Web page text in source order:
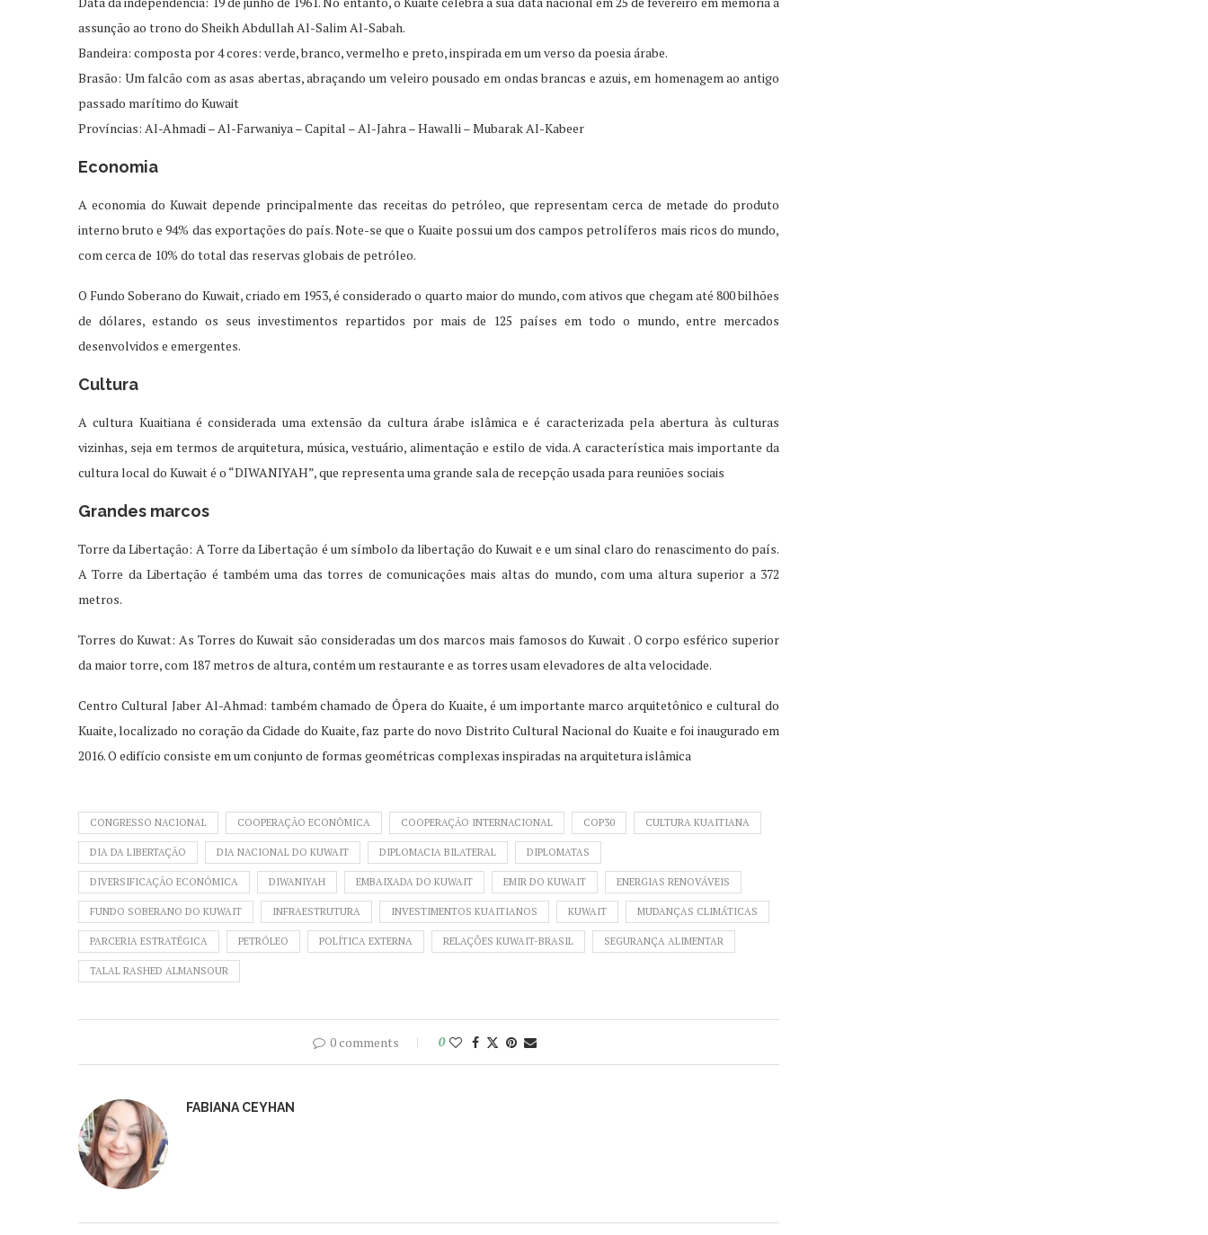
assunção ao trono do Sheikh Abdullah Al-Salim Al-Sabah.
Bandeira: composta por 4 cores: verde, branco, vermelho e preto, inspirada em um verso da poesia árabe.
Brasão: Um falcão com as asas abertas, abraçando um veleiro pousado em ondas brancas e azuis, em homenagem ao antigo
passado marítimo do Kuwait
Províncias: Al-Ahmadi – Al-Farwaniya – Capital – Al-Jahra – Hawalli – Mubarak Al-Kabeer
Economia
A economia do Kuwait depende principalmente das receitas do petróleo, que representam cerca de metade do produto
interno bruto e 94% das exportações do país. Note-se que o Kuaite possui um dos campos petrolíferos mais ricos do mundo,
com cerca de 10% do total das reservas globais de petróleo.
O Fundo Soberano do Kuwait, criado em 1953, é considerado o quarto maior do mundo, com ativos que chegam até 800 bilhões
de dólares, estando os seus investimentos repartidos por mais de 125 países em todo o mundo, entre mercados
desenvolvidos e emergentes.
Cultura
A cultura Kuaitiana é considerada uma extensão da cultura árabe islâmica e é caracterizada pela abertura às culturas
vizinhas, seja em termos de arquitetura, música, vestuário, alimentação e estilo de vida. A característica mais importante da
cultura local do Kuwait é o “DIWANIYAH”, que representa uma grande sala de recepção usada para reuniões sociais
Grandes marcos
Torre da Libertação: A Torre da Libertação é um símbolo da libertação do Kuwait e e um sinal claro do renascimento do país.
A Torre da Libertação é também uma das torres de comunicações mais altas do mundo, com uma altura superior a 372
metros.
Torres do Kuwat: As Torres do Kuwait são consideradas um dos marcos mais famosos do Kuwait . O corpo esférico superior
da maior torre, com 187 metros de altura, contém um restaurante e as torres usam elevadores de alta velocidade.
Centro Cultural Jaber Al-Ahmad: também chamado de Ópera do Kuaite, é um importante marco arquitetônico e cultural do
Kuaite, localizado no coração da Cidade do Kuaite, faz parte do novo Distrito Cultural Nacional do Kuaite e foi inaugurado em
2016. O edifício consiste em um conjunto de formas geométricas complexas inspiradas na arquitetura islâmica
CONGRESSO NACIONAL COOPERAÇÃO ECONÔMICA COOPERAÇÃO INTERNACIONAL COP30 CULTURA KUAITIANA
DIA DA LIBERTAÇÃO DIA NACIONAL DO KUWAIT DIPLOMACIA BILATERAL DIPLOMATAS
DIVERSIFICAÇÃO ECONÔMICA DIWANIYAH EMBAIXADA DO KUWAIT EMIR DO KUWAIT ENERGIAS RENOVÁVEIS
FUNDO SOBERANO DO KUWAIT INFRAESTRUTURA INVESTIMENTOS KUAITIANOS KUWAIT MUDANÇAS CLIMÁTICAS
PARCERIA ESTRATÉGICA PETRÓLEO POLÍTICA EXTERNA RELAÇÕES KUWAIT-BRASIL SEGURANÇA ALIMENTAR
TALAL RASHED ALMANSOUR
0 comments 0
FABIANA CEYHAN